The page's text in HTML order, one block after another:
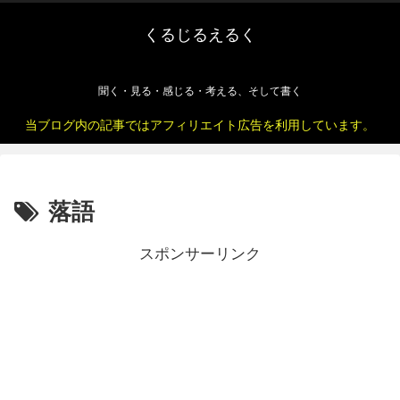
くるじるえるく
聞く・見る・感じる・考える、そして書く
当ブログ内の記事ではアフィリエイト広告を利用しています。
落語
スポンサーリンク